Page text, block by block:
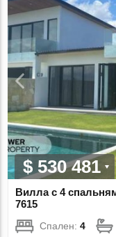
$ 530 481
Вилла с 4
7615
Спален:4